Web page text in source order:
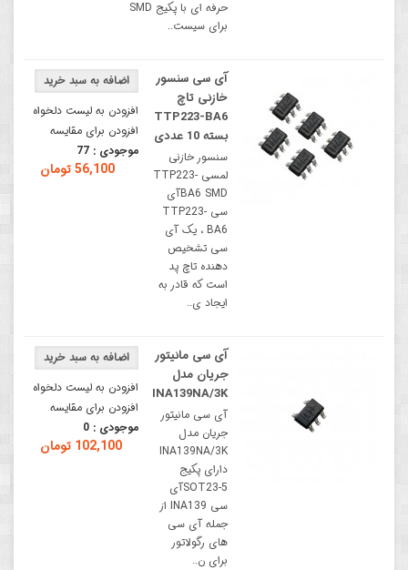
حرفه ای با پکیج SMD
برای سیست..
افزودن به لیست دلخواه
افزودن برای مقایسه
موجودی : 77
56,100 تومان
آی سی سنسور
خازنی تاچ
TTP223-BA6
بسته 10 عددی
سنسور خازنی
لمسی TTP223-
BA6 SMDآی
سی TTP223-
BA6 ، یک آی
سی تشخیص
دهنده تاچ پد
است که قادر به
ایجاد ی..
افزودن به لیست دلخواه
افزودن برای مقایسه
موجودی : 0
102,100 تومان
آی سی مانیتور
جریان مدل
INA139NA/3K
آی سی مانیتور
جریان مدل
INA139NA/3K
دارای پکیج
SOT23-5آی
سی INA139 از
جمله آی سی
های رگولاتور
برای ن..